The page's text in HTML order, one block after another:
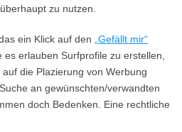
zu nutzen.
ein Klick auf den
„Gefällt mir“
erlauben Surfprofile zu erstellen,
die Plazierung von Werbung
an gewünschten/verwandten
doch Bedenken. Eine rechtliche